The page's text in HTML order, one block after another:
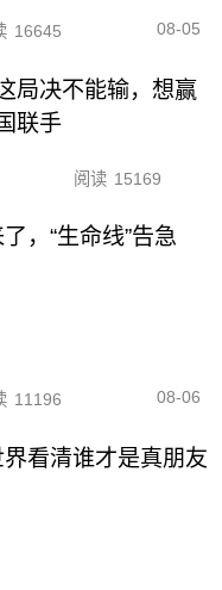
16645 08-05
局决不能输，想赢
联手
阅读 15169
，“生命线”告急
11196 08-06
看清谁才是真朋友